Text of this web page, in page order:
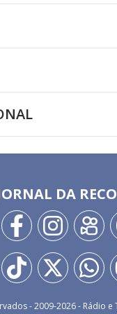
DA
- 2009-2026- Rádio e